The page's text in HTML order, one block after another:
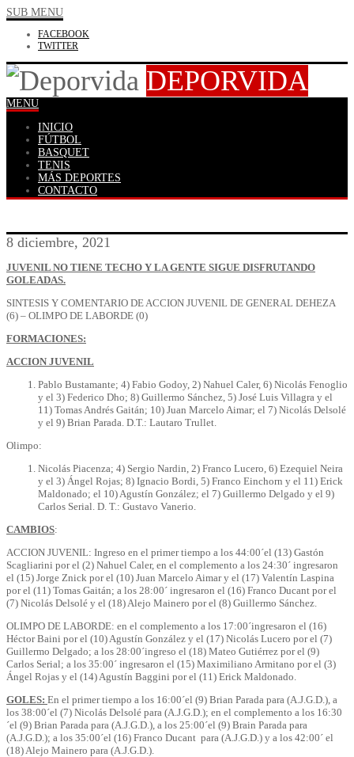
SUB MENU
FACEBOOK
TWITTER
DEPORVIDA
MENU
INICIO
FÚTBOL
BASQUET
TENIS
MÁS DEPORTES
CONTACTO
8 diciembre, 2021
JUVENIL NO TIENE TECHO Y LA GENTE SIGUE DISFRUTANDO
GOLEADAS.
SINTESIS Y COMENTARIO DE ACCION JUVENIL DE GENERAL DEHEZA
(6) – OLIMPO DE LABORDE (0)
FORMACIONES:
ACCION JUVENIL
Pablo Bustamante; 4) Fabio Godoy, 2) Nahuel Caler, 6) Nicolás Fenoglio
y el 3) Federico Dho; 8) Guillermo Sánchez, 5) José Luis Villagra y el
11) Tomas Andrés Gaitán; 10) Juan Marcelo Aimar; el 7) Nicolás Delsolé
y el 9) Brian Parada. D.T.: Lautaro Trullet.
Olimpo:
Nicolás Piacenza; 4) Sergio Nardin, 2) Franco Lucero, 6) Ezequiel Neira
y el 3) Ángel Rojas; 8) Ignacio Bordi, 5) Franco Einchorn y el 11) Erick
Maldonado; el 10) Agustín González; el 7) Guillermo Delgado y el 9)
Carlos Serial. D. T.: Gustavo Vanerio.
CAMBIOS:
ACCION JUVENIL: Ingreso en el primer tiempo a los 44:00´el (13) Gastón
Scagliarini por el (2) Nahuel Caler, en el complemento a los 24:30´ ingresaron
el (15) Jorge Znick por el (10) Juan Marcelo Aimar y el (17) Valentín Laspina
por el (11) Tomas Gaitán; a los 28:00´ ingresaron el (16) Franco Ducant por el
(7) Nicolás Delsolé y el (18) Alejo Mainero por el (8) Guillermo Sánchez.
OLIMPO DE LABORDE: en el complemento a los 17:00´ingresaron el (16)
Héctor Baini por el (10) Agustín González y el (17) Nicolás Lucero por el (7)
Guillermo Delgado; a los 28:00´ingreso el (18) Mateo Gutiérrez por el (9)
Carlos Serial; a los 35:00´ ingresaron el (15) Maximiliano Armitano por el (3)
Ángel Rojas y el (14) Agustín Baggini por el (11) Erick Maldonado.
GOLES: En el primer tiempo a los 16:00´el (9) Brian Parada para (A.J.G.D.), a
los 38:00´el (7) Nicolás Delsolé para (A.J.G.D.); en el complemento a los 16:30
´el (9) Brian Parada para (A.J.G.D.), a los 25:00´el (9) Brain Parada para
(A.J.G.D.); a los 35:00´el (16) Franco Ducant para (A.J.G.D.) y a los 42:00´ el
(18) Alejo Mainero para (A.J.G.D.).